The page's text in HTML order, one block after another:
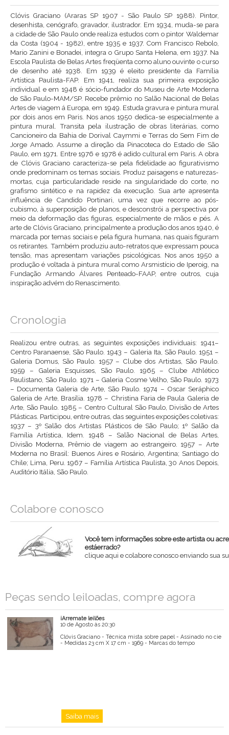
Clóvis Graciano (Araras SP 1907 - São Paulo SP 1988). Pintor,
desenhista, cenógrafo, gravador, ilustrador. Em 1934, muda-se para
a cidade de São Paulo onde realiza estudos com o pintor Waldemar
da Costa (1904 - 1982), entre 1935 e 1937. Com Francisco Rebolo,
Mario Zanini e Bonadei, integra o Grupo Santa Helena, em 1937. Na
Escola Paulista de Belas Artes freqüenta como aluno ouvinte o curso
de desenho até 1938. Em 1939 é eleito presidente da Família
Artística Paulista-FAP. Em 1941, realiza sua primeira exposição
individual e em 1948 é sócio-fundador do Museu de Arte Moderna
de São Paulo-MAM/SP. Recebe prêmio no Salão Nacional de Belas
Artes de viagem á Europa, em 1949. Estuda gravura e pintura mural
por dois anos em Paris. Nos anos 1950 dedica-se especialmente a
pintura mural. Transita pela ilustração de obras literárias, como
Cancioneiro da Bahia de Dorival Caymmi e Terras do Sem Fim de
Jorge Amado. Assume a direção da Pinacoteca do Estado de São
Paulo, em 1971. Entre 1976 e 1978 é adido cultural em Paris. A obra
de Clóvis Graciano caracteriza-se pela fidelidade ao figurativismo
onde predominam os temas sociais. Produz paisagens e naturezas-
mortas, cuja particularidade reside na singularidade do corte, no
grafismo sintético e na rapidez da execução. Sua arte apresenta
influência de Candido Portinari, uma vez que recorre ao pós-
cubismo, à superposição de planos, e desconstrói a perspectiva por
meio da deformação das figuras, especialmente de mãos e pés. A
arte de Clóvis Graciano, principalmente a produção dos anos 1940, é
marcada por temas sociais e pela figura humana, nas quais figuram
os retirantes. Também produziu auto-retratos que expressam pouca
tensão, mas apresentam variações psicológicas. Nos anos 1950 a
produção é voltada à pintura mural como Arsmistício de Iperoig, na
Fundação Armando Álvares Penteado-FAAP, entre outros, cuja
inspiração advém do Renascimento.
Cronologia
Realizou entre outras, as seguintes exposições individuais: 1941–
Centro Paranaense, São Paulo. 1943 – Galeria Ita, São Paulo. 1951 –
Galeria Domus, São Paulo. 1957 – Clube dos Artistas, São Paulo.
1959 – Galeria Esquisses, São Paulo. 1965 – Clube Athlético
Paulistano, São Paulo. 1971 – Galeria Cosme Velho, São Paulo. 1973
– Documenta Galeria de Arte, São Paulo. 1974 – Oscar Seráphico
Galeria de Arte, Brasília. 1978 – Christina Faria de Paula Galeria de
Arte, São Paulo. 1985 – Centro Cultural São Paulo, Divisão de Artes
Plásticas. Participou, entre outras, das seguintes exposições coletivas:
1937 – 3º Salão dos Artistas Plásticos de São Paulo; 1º Salão da
Família Artística, Idem. 1948 – Salão Nacional de Belas Artes,
Divisão Moderna, Prêmio de viagem ao estrangeiro. 1957 – Arte
Moderna no Brasil: Buenos Aires e Rosário, Argentina; Santiago do
Chile; Lima, Peru. 1967 – Família Artística Paulista, 30 Anos Depois,
Auditório Itália, São Paulo.
Colabore conosco
Você tem informações sobre este artista ou
estáerrado?
clique aqui e colabore conosco enviando sua
Mensagem
Peças sendo leiloadas, compre agora
iArremate leilões
10 de Agosto às 20:30
Clóvis Graciano - Técnica mista sobre papel - Assinado no cie
- Medidas 23 cm X 17 cm - 1969 - Marcas do tempo
Saiba mais